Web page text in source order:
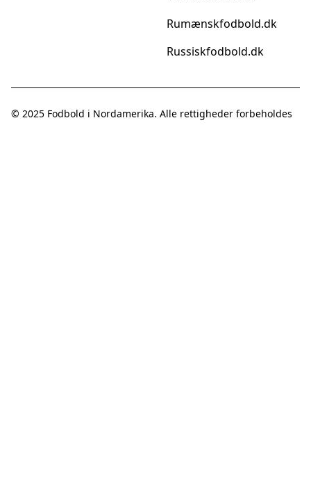
Rumænskfodbold.dk
Russiskfodbold.dk
© 2025 Fodbold i Nordamerika. Alle rettigheder forbeholdes